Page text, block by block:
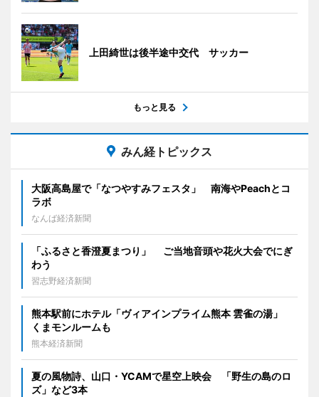
上田綺世は後半途中交代 サッカー
もっと見る
みん経トピックス
大阪高島屋で「なつやすみフェスタ」 南海やPeachとコ
ラボ
なんば経済新聞
「ふるさと香澄夏まつり」 ご当地音頭や花火大会でにぎ
わう
習志野経済新聞
熊本駅前にホテル「ヴィアインプライム熊本 雲雀の湯」
くまモンルームも
熊本経済新聞
夏の風物詩、山口・YCAMで星空上映会 「野生の島のロ
ズ」など3本